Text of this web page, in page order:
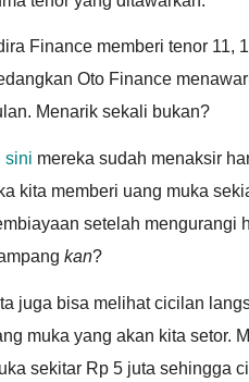
Finance memberi tenor 11,
Oto Finance
Menarik sekali bukan?
sini mereka sudah menaksir
kita memberi uang muka
setelah mengurangi
kan?
juga bisa melihat cicilan
muka yang akan kita setor.
sekitar Rp 5 juta sehingga